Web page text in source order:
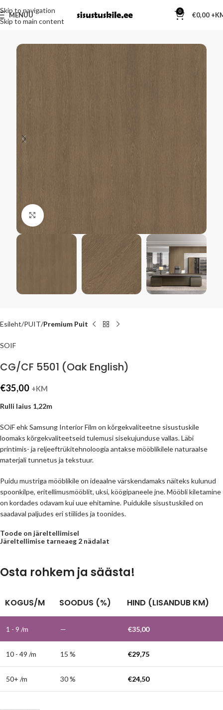
Skip to navigation
Skip to main content
MENÜÜ 0 €0,00
Kliki suurendamiseks
Esileht PUIT Premium Puit
SOIF
CG/CF 5501 (Oak English)
€35,00 +KM
Rulli laius 1,22m
SOiF ehk Samsung Interior Film on kõrgekvaliteetne sisustuskile
loomaks kõrgekvaliteetseid tulemusi sisekujunduse vallas. Läbi
printimis- ja reljeeftrükitehnoloogia antakse mööblikilele naturaalse
materjali tunnetus ja tekstuur.
Puidu mustriga mööblikile on ideaalne värskendamaks näiteks kulunud
spoonkilpe, eritellimusmööblit, uksi, köögipaneele jne. Mööbli kiletamine
on kordades odavam kui uue ehitamine. Puidukile sisustuskiled on
saadaval paljudes eri stiilides ja toonides.
Toode on järeltellimisel
Järeltellimise tarneaeg 2 nädalat
Osta rohkem ja säästa!
KOGUS/M SOODUS (%) HIND (LISANDUB KM)
1 - 9 /m — €35,00
10 - 49 /m 15 % €29,75
50+ /m 30 % €24,50